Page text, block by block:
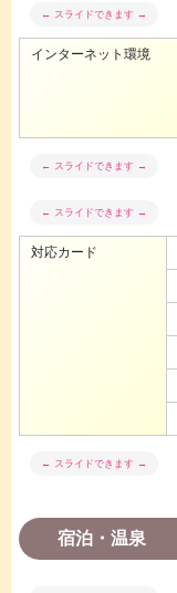
インターネット環境
対応カード
宿泊・温泉